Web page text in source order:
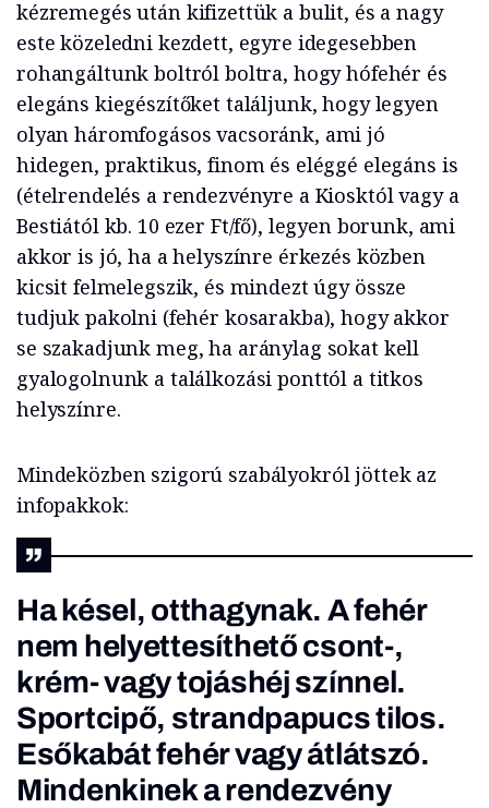
kézremegés után kifizettük a bulit, és a nagy
este közeledni kezdett, egyre idegesebben
rohangáltunk boltról boltra, hogy hófehér és
elegáns kiegészítőket találjunk, hogy legyen
olyan háromfogásos vacsoránk, ami jó
hidegen, praktikus, finom és eléggé elegáns is
(ételrendelés a rendezvényre a Kiosktól vagy a
Bestiától kb. 10 ezer Ft/fő), legyen borunk, ami
akkor is jó, ha a helyszínre érkezés közben
kicsit felmelegszik, és mindezt úgy össze
tudjuk pakolni (fehér kosarakba), hogy akkor
se szakadjunk meg, ha aránylag sokat kell
gyalogolnunk a találkozási ponttól a titkos
helyszínre.
Mindeközben szigorú szabályokról jöttek az
infopakkok:
Ha késel, otthagynak. A fehér
nem helyettesíthető csont-,
krém- vagy tojáshéj színnel.
Sportcipő, strandpapucs tilos.
Esőkabát fehér vagy átlátszó.
Mindenkinek a rendezvény